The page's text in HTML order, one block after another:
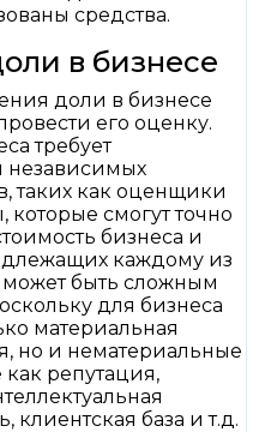
средства.
в бизнесе
доли в бизнесе
его оценку.
требует
независимых
таких как оценщики
которые смогут точно
бизнеса и
каждому из
может быть сложным
для бизнеса
материальная
но и нематериальные
как репутация,
клиентская база и т.д.